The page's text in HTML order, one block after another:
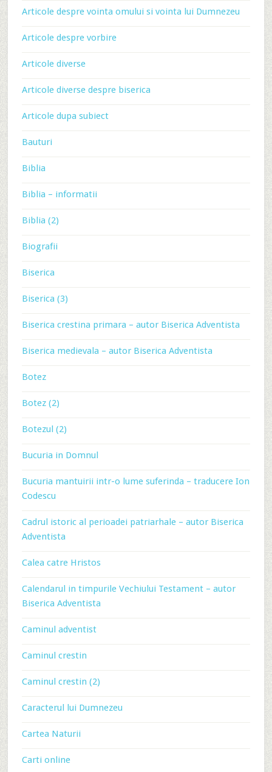
Articole despre vointa omului si vointa lui Dumnezeu
Articole despre vorbire
Articole diverse
Articole diverse despre biserica
Articole dupa subiect
Bauturi
Biblia
Biblia – informatii
Biblia (2)
Biografii
Biserica
Biserica (3)
Biserica crestina primara – autor Biserica Adventista
Biserica medievala – autor Biserica Adventista
Botez
Botez (2)
Botezul (2)
Bucuria in Domnul
Bucuria mantuirii intr-o lume suferinda – traducere Ion
Codescu
Cadrul istoric al perioadei patriarhale – autor Biserica
Adventista
Calea catre Hristos
Calendarul in timpurile Vechiului Testament – autor
Biserica Adventista
Caminul adventist
Caminul crestin
Caminul crestin (2)
Caracterul lui Dumnezeu
Cartea Naturii
Carti online